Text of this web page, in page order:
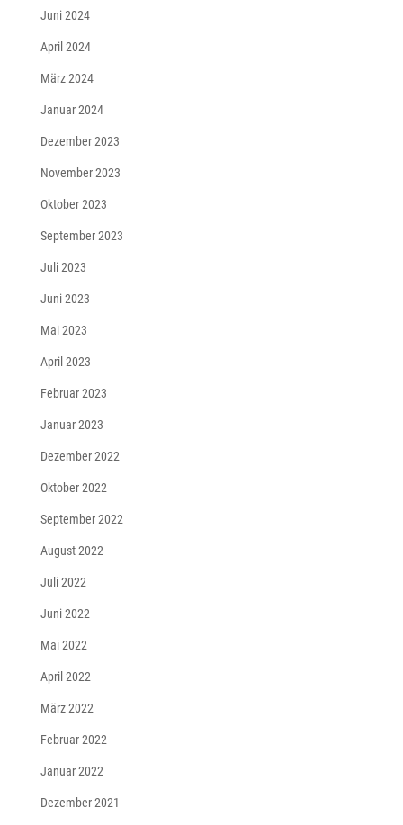
Juni 2024
April 2024
März 2024
Januar 2024
Dezember 2023
November 2023
Oktober 2023
September 2023
Juli 2023
Juni 2023
Mai 2023
April 2023
Februar 2023
Januar 2023
Dezember 2022
Oktober 2022
September 2022
August 2022
Juli 2022
Juni 2022
Mai 2022
April 2022
März 2022
Februar 2022
Januar 2022
Dezember 2021